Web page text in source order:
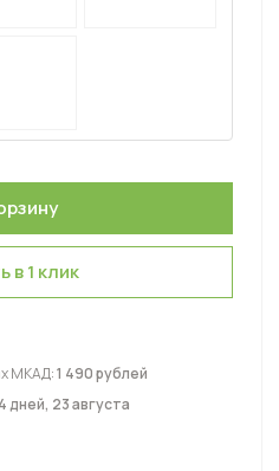
в 1 клик
МКАД:1 490 рублей
дней, 23 августа